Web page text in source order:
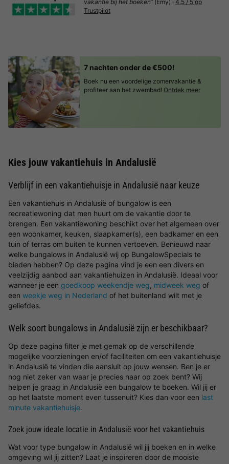
vakantie bij het boeken“ (Emy) · 4.5 / 5 op
Trustpilot
7 nachten onder de €500!
Boek nu een voordelige zomervakantie &
profiteer aan het zwembad! Ontdek meer
Kies jouw vakantiehuis in Andalusië
Verblijf in een vakantiehuisje in Andalusië naar keuze
Een vakantiehuis in Andalusië of bungalow is een
recreatiewoning dat men huurt om de vakantie door te
brengen. Een vakantiewoning beschikt over het algemeen over
een woonkamer, keuken, slaapkamer(s), een badkamer en een
tuin of terras om buiten te kunnen vertoeven. Benieuwd naar
welke bungalows in Andalusië wij op BungalowSpecials te
bieden hebben? Op deze pagina vind je een een divers en
veelzijdig aanbod aan vakantiehuizen in Andalusië. Ideaal voor
wanneer je een goedkoop weekendje weg, midweek weg of
een weekje weg in Nederland of het buitenland wilt met je
geliefdes.
Welk soort bungalows in Andalusië zijn er beschikbaar?
Op deze pagina filter je met gemak op de verschillende
mogelijke voorzieningen en/of faciliteiten om een vakantiehuisje
in Andalusië te vinden die aansluit op jouw wensen. Ben je er
nog niet zeker van waar je precies naar op zoek bent? Wij
helpen je graag in Andalusië een bungalow te boeken. Wil jij er
op het laatste moment even tussenuit? Kies dan voor een last
minute vakantiehuisje.
Zoek jouw ideale locatie in Andalusië voor het vakantiehuis
Wat voor type bungalow in Andalusië wil jij boeken en in welke
omgeving wil jij zitten? Laat je inspireren door de mooiste